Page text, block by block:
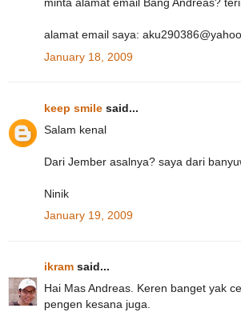
minta alamat email Bang Andreas?
alamat email saya:
January 18, 2009
keep smile said...
Salam kenal
Dari Jember asalnya? saya dari
Ninik
January 19, 2009
ikram said...
Hai Mas Andreas. Keren banget yak
pengen kesana juga.